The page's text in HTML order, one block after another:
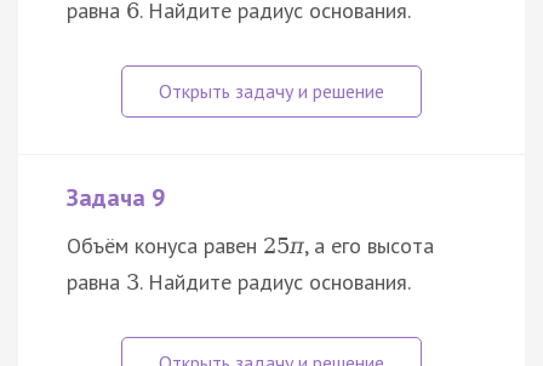
равна 6. Найдите радиус основания.
Задача 9
Объём конуса равен 25π, а его высота
равна 3. Найдите радиус основания.